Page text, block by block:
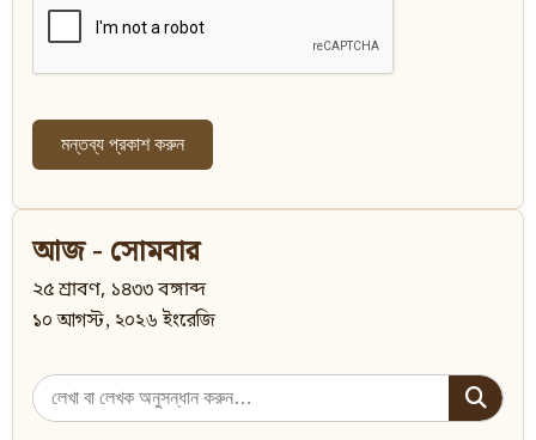
আজ - সোমবার
২৫ শ্রাবণ, ১৪৩৩ বঙ্গাব্দ
১০ আগস্ট, ২০২৬ ইংরেজি
Search
for: